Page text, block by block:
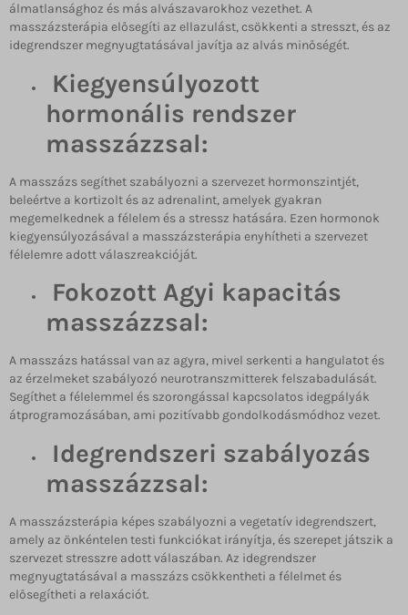
álmatlansághoz és más alvászavarokhoz vezethet. A
masszázsterápia elősegíti az ellazulást, csökkenti a stresszt, és az
idegrendszer megnyugtatásával javítja az alvás minőségét.
Kiegyensúlyozott
hormonális rendszer
masszázzsal:
A masszázs segíthet szabályozni a szervezet hormonszintjét,
beleértve a kortizolt és az adrenalint, amelyek gyakran
megemelkednek a félelem és a stressz hatására. Ezen hormonok
kiegyensúlyozásával a masszázsterápia enyhítheti a szervezet
félelemre adott válaszreakcióját.
Fokozott Agyi kapacitás
masszázzsal:
A masszázs hatással van az agyra, mivel serkenti a hangulatot és
az érzelmeket szabályozó neurotranszmitterek felszabadulását.
Segíthet a félelemmel és szorongással kapcsolatos idegpályák
átprogramozásában, ami pozitívabb gondolkodásmódhoz vezet.
Idegrendszeri szabályozás
masszázzsal:
A masszázsterápia képes szabályozni a vegetatív idegrendszert,
amely az önkéntelen testi funkciókat irányítja, és szerepet játszik a
szervezet stresszre adott válaszában. Az idegrendszer
megnyugtatásával a masszázs csökkentheti a félelmet és
elősegítheti a relaxációt.